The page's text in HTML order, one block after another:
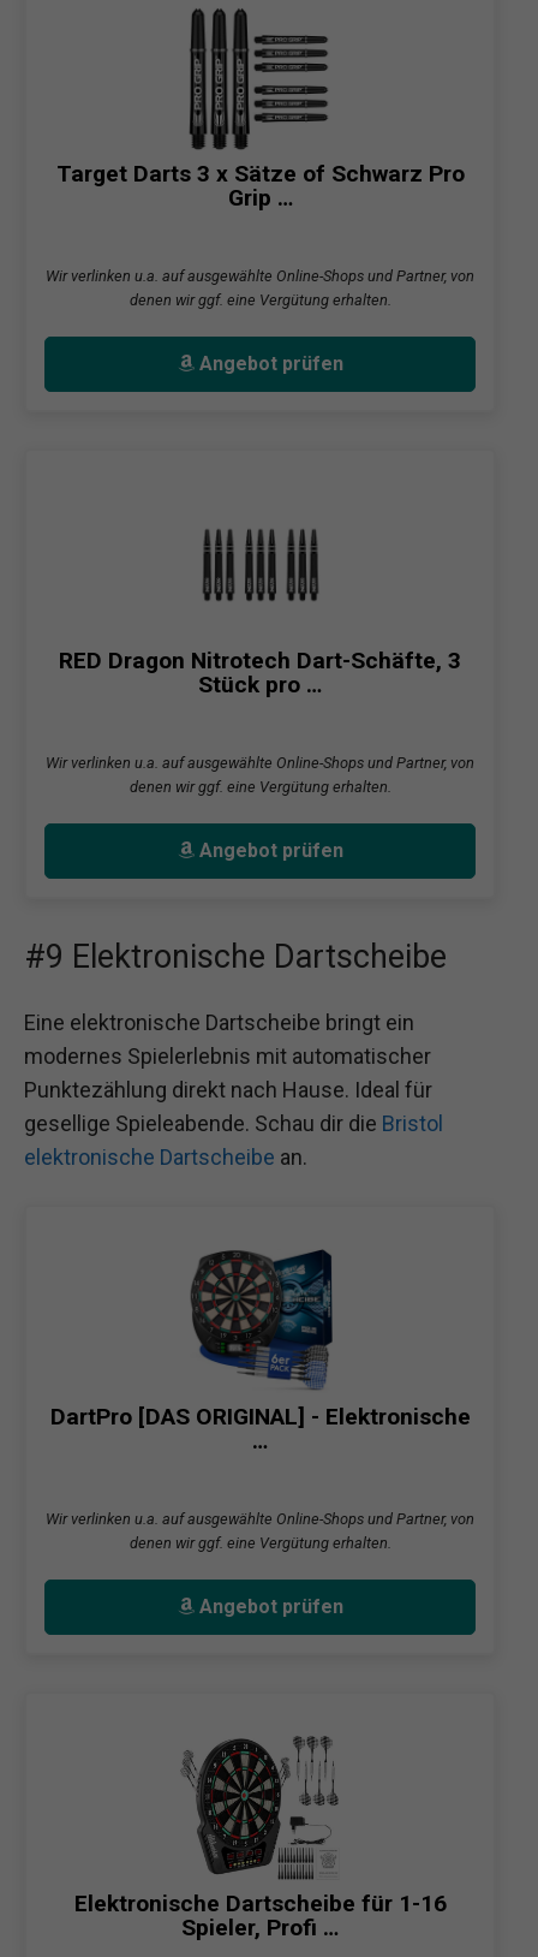
Target Darts 3 x Sätze of Schwarz Pro
Grip …
Wir verlinken u.a. auf ausgewählte Online-Shops und Partner, von
denen wir ggf. eine Vergütung erhalten.
Angebot prüfen
RED Dragon Nitrotech Dart-Schäfte, 3
Stück pro …
Wir verlinken u.a. auf ausgewählte Online-Shops und Partner, von
denen wir ggf. eine Vergütung erhalten.
Angebot prüfen
#9 Elektronische Dartscheibe
Eine elektronische Dartscheibe bringt ein
modernes Spielerlebnis mit automatischer
Punktezählung direkt nach Hause. Ideal für
gesellige Spieleabende. Schau dir die Bristol
elektronische Dartscheibe an.
DartPro [DAS ORIGINAL] - Elektronische
…
Wir verlinken u.a. auf ausgewählte Online-Shops und Partner, von
denen wir ggf. eine Vergütung erhalten.
Angebot prüfen
Elektronische Dartscheibe für 1-16
Spieler, Profi …